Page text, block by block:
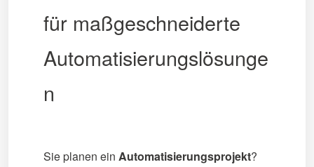
für maßgeschneiderte
Automatisierungslösunge
n
Sie planen ein Automatisierungsprojekt?